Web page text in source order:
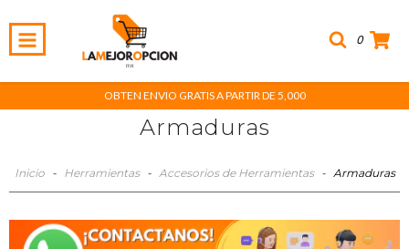
0
OBTEN ENVIO GRATIS A PARTIR DE 5,000
Armaduras
Inicio - Herramientas - Accesorios de Herramientas - Armaduras